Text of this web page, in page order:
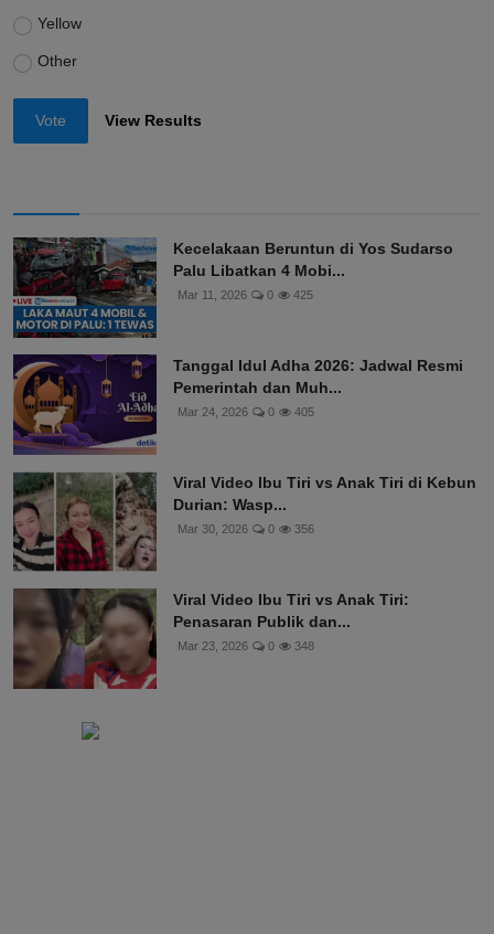
Yellow
Other
Vote View Results
Kecelakaan Beruntun di Yos Sudarso
Palu Libatkan 4 Mobi...
Mar 11, 2026 0 425
Tanggal Idul Adha 2026: Jadwal Resmi
Pemerintah dan Muh...
Mar 24, 2026 0 405
Viral Video Ibu Tiri vs Anak Tiri di Kebun
Durian: Wasp...
Mar 30, 2026 0 356
Viral Video Ibu Tiri vs Anak Tiri:
Penasaran Publik dan...
Mar 23, 2026 0 348